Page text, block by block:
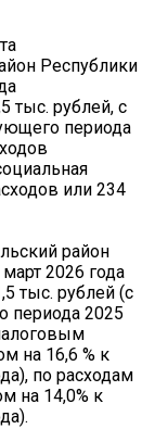
Республики
тыс. рублей, с
периода
или 234
район
2026 года
тыс. рублей (с
периода 2025
на 16,6 % к
по расходам
на 14,0% к